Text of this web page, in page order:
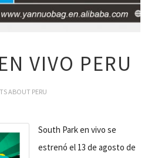
VIVO PERU
ABOUT PERU
South Park en vivo se
estrenó el 13 de agosto de